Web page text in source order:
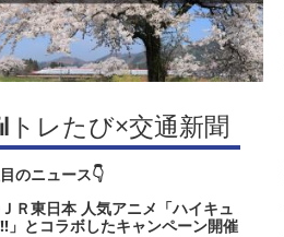
トレたび×交通新聞
のニュース👇
Ｒ東日本 人気アニメ「ハイキュ
」とコラボしたキャンペーン開催